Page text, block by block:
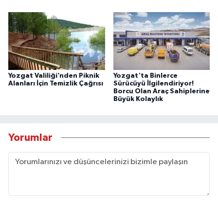
Yozgat Valiliği’nden Piknik
Alanları İçin Temizlik Çağrısı
Yozgat'ta Binlerce
Sürücüyü İlgilendiriyor!
Borcu Olan Araç Sahiplerine
Büyük Kolaylık
Yorumlar